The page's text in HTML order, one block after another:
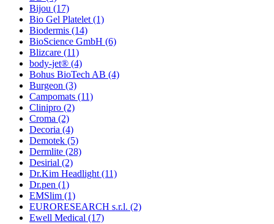
Bijou (17)
Bio Gel Platelet (1)
Biodermis (14)
BioScience GmbH (6)
Blizcare (11)
body-jet® (4)
Bohus BioTech AB (4)
Burgeon (3)
Campomats (11)
Clinipro (2)
Croma (2)
Decoria (4)
Demotek (5)
Dermlite (28)
Desirial (2)
Dr.Kim Headlight (11)
Dr.pen (1)
EMSlim (1)
EURORESEARCH s.r.l. (2)
Ewell Medical (17)